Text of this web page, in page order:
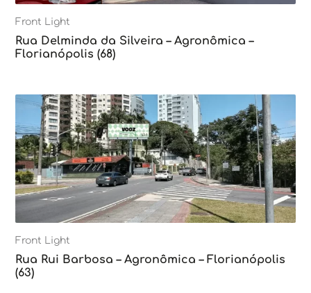
Front Light
Rua Delminda da Silveira – Agronômica –
Florianópolis (68)
Front Light
Rua Rui Barbosa – Agronômica – Florianópolis
(63)